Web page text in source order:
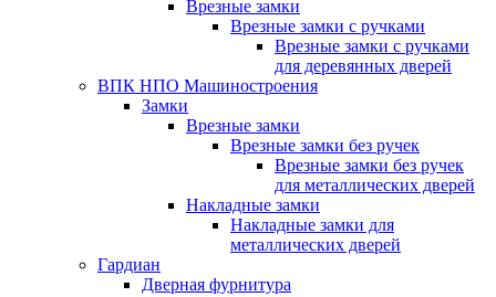
Врезные замки
Врезные замки с ручками
Врезные замки с ручками
для деревянных дверей
ВПК НПО Машиностроения
Замки
Врезные замки
Врезные замки без ручек
Врезные замки без ручек
для металлических дверей
Накладные замки
Накладные замки для
металлических дверей
Гардиан
Дверная фурнитура